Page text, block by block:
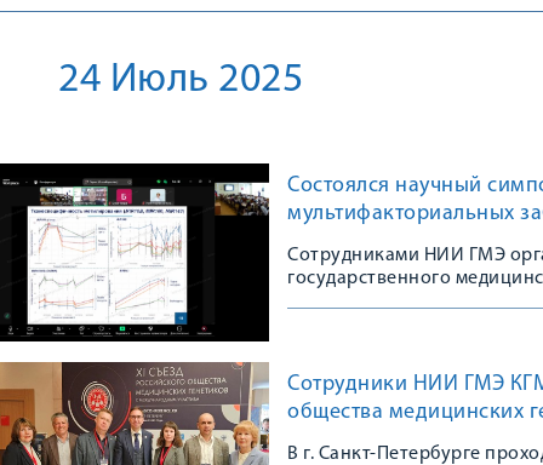
24 Июль 2025
Состоялся научный
мультифакториальных
Сотрудниками НИИ ГМЭ
государственного
Сотрудники НИИ ГМЭ
общества медицинских
В г. Санкт-Петербурге